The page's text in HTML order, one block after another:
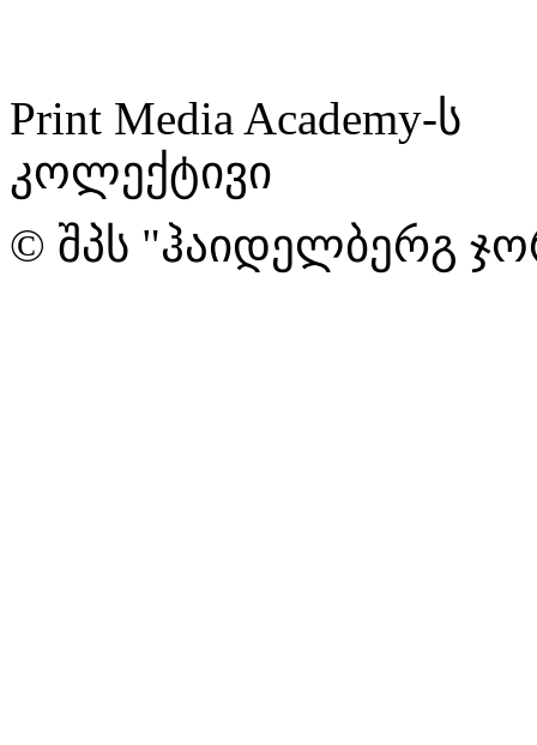
Print Media Academy-ს
კოლექტივი
© შპს "ჰაიდელბერგ